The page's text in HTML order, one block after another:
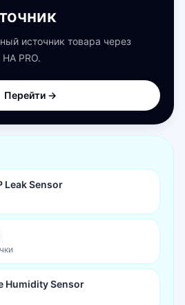
источник товара через
PRO.
Перейти →
Leak Sensor
Humidity Sensor